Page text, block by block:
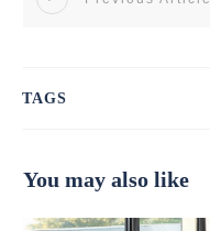
TAGS
You may also like